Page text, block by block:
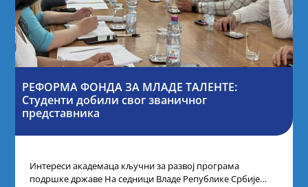
РЕФОРМА ФОНДА ЗА МЛАДЕ ТАЛЕНТЕ:
Студенти добили свог званичног
представника
Интереси академаца кључни за развој програма
подршке државе На седници Владе Републике Србије